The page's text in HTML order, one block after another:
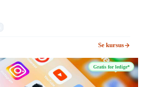
Se kursus
Gratis for ledige*